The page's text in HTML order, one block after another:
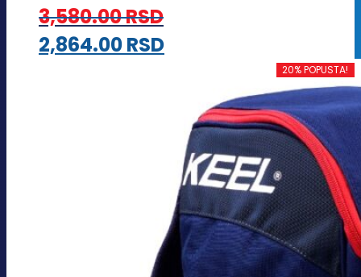
3,580.00RSD
2,864.00RSDOvaj
više
varijanti.
Opcije
mogu
biti
izabrane
20% POPUSTA!